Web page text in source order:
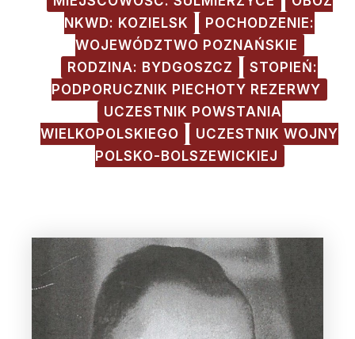
NKWD: KOZIELSK
POCHODZENIE:
WOJEWÓDZTWO POZNAŃSKIE
RODZINA: BYDGOSZCZ
STOPIEŃ:
PODPORUCZNIK PIECHOTY REZERWY
UCZESTNIK POWSTANIA
WIELKOPOLSKIEGO
UCZESTNIK WOJNY
POLSKO-BOLSZEWICKIEJ